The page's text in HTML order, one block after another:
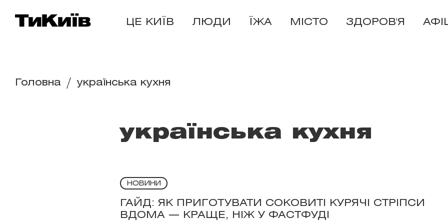
ЦЕ КИЇВ ЛЮДИ ЇЖА МІСТО ЗДОРОВ'Я
Головна українська кухня
українська кухня
НОВИНИ
ГАЙД: ЯК ПРИГОТУВАТИ СОКОВИТІ КУРЯЧІ СТРІПСИ
ВДОМА — КРАЩЕ, НІЖ У ФАСТФУДІ